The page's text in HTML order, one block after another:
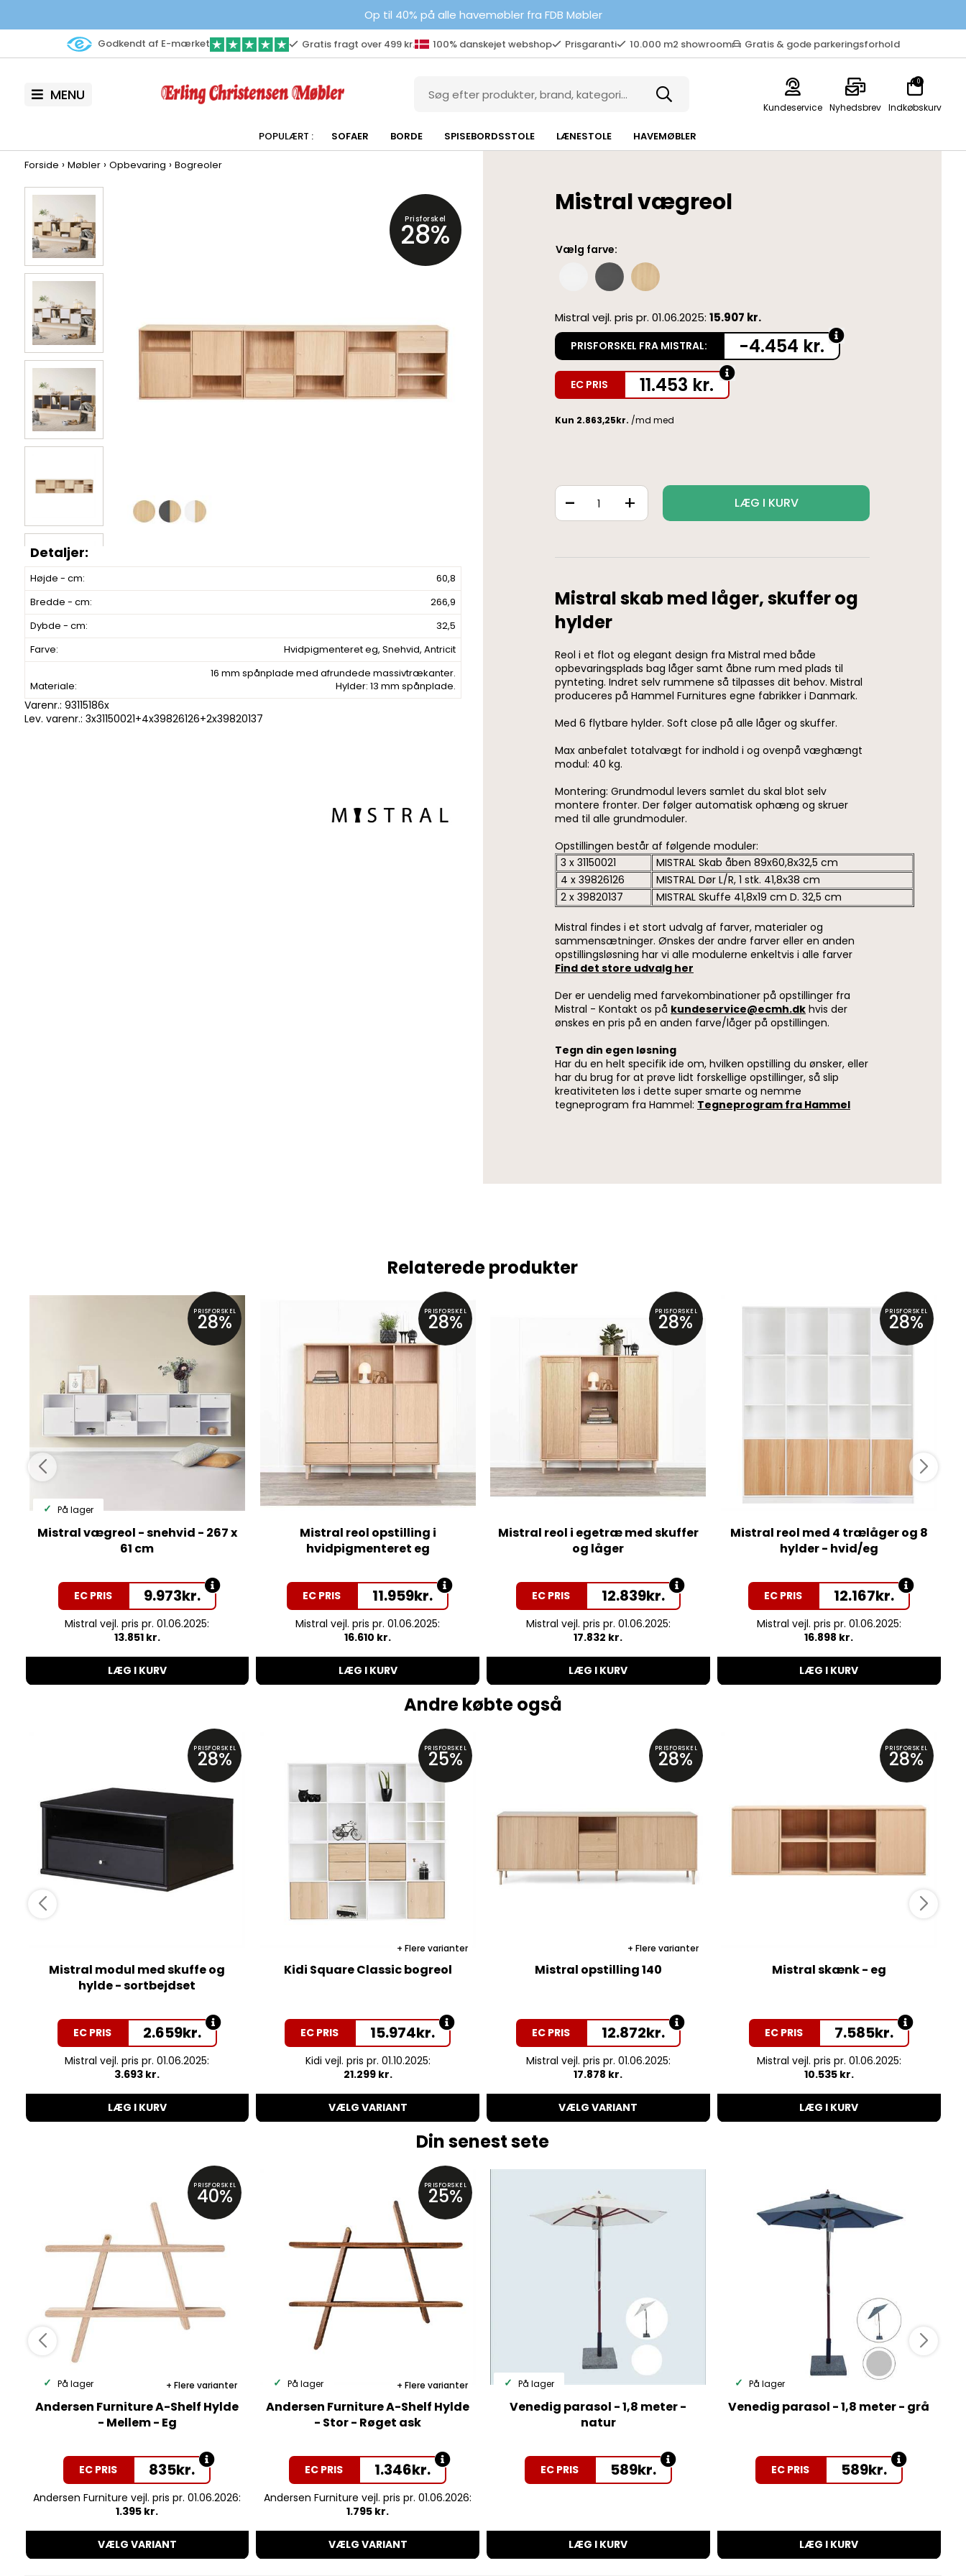
Op til 40% på alle havemøbler fra FDB Møbler
Godkendt af E-mærket Gratis fragt over 499 kr. 100% danskejet webshop Prisgaranti 10.000 m2 showroom Gratis & gode parkeringsforhold
MENU
Kundeservice Nyhedsbrev Indkøbskurv
0
SOFAER BORDE SPISEBORDSSTOLE LÆNESTOLE HAVEMØBLER
Forside › Møbler› Opbevaring › Bogreoler
Prisforskel
28%
Højde - cm:
60,8
Bredde - cm:
266,9
Dybde - cm:
32,5
Farve:
Hvidpigmenteret eg, Snehvid, Antricit
Materiale:
16 mm spånplade med afrundede massivtrækanter.
Hylder: 13 mm spånplade.
Varenr.: 93115186x
Lev. varenr.: 3x31150021+4x39826126+2x39820137
Mistral vægreol
Vælg farve:
Mistral vejl. pris pr. 01.06.2025: 15.907 kr.
PRISFORSKEL FRA MISTRAL: -4.454 kr.
EC PRIS 11.453 kr.
+
- LÆG I KURV
Mistral skab med låger, skuffer og
hylder
Reol i et flot og elegant design fra Mistral med både
opbevaringsplads bag låger samt åbne rum med plads til
pynteting. Indret selv rummene så tilpasses dit behov. Mistral
produceres på Hammel Furnitures egne fabrikker i Danmark.
Med 6 flytbare hylder. Soft close på alle låger og skuffer.
Max anbefalet totalvægt for indhold i og ovenpå væghængt
modul: 40 kg.
Montering: Grundmodul levers samlet du skal blot selv
montere fronter. Der følger automatisk ophæng og skruer
med til alle grundmoduler.
Opstillingen består af følgende moduler:
3 x 31150021
MISTRAL Skab åben 89x60,8x32,5 cm
4 x 39826126
MISTRAL Dør L/R, 1 stk. 41,8x38 cm
2 x 39820137
MISTRAL Skuffe 41,8x19 cm D. 32,5 cm
Mistral findes i et stort udvalg af farver, materialer og
sammensætninger. Ønskes der andre farver eller en anden
opstillingsløsning har vi alle modulerne enkeltvis i alle farver
Find det store udvalg her
Der er uendelig med farvekombinationer på opstillinger fra
Mistral - Kontakt os på kundeservice@ecmh.dk hvis der
ønskes en pris på en anden farve/låger på opstillingen.
Tegn din egen løsning
Har du en helt specifik ide om, hvilken opstilling du ønsker, eller
har du brug for at prøve lidt forskellige opstillinger, så slip
kreativiteten løs i dette super smarte og nemme
tegneprogram fra Hammel: Tegneprogram fra Hammel
Relaterede produkter
PRISFORSKEL
28%
På lager
Mistral vægreol - snehvid - 267 x
61 cm
EC PRIS 9.973kr.
Mistral vejl. pris pr. 01.06.2025:
13.851 kr.
LÆG I KURV
PRISFORSKEL
28%
Mistral reol opstilling i
hvidpigmenteret eg
EC PRIS 11.959kr.
Mistral vejl. pris pr. 01.06.2025:
16.610 kr.
LÆG I KURV
PRISFORSKEL
28%
Mistral reol i egetræ med skuffer
og låger
EC PRIS 12.839kr.
Mistral vejl. pris pr. 01.06.2025:
17.832 kr.
LÆG I KURV
PRISFORSKEL
28%
Mistral reol med 4 trælåger og 8
hylder - hvid/eg
EC PRIS 12.167kr.
Mistral vejl. pris pr. 01.06.2025:
16.898 kr.
LÆG I KURV
Andre købte også
PRISFORSKEL
28%
Mistral modul med skuffe og
hylde - sortbejdset
EC PRIS 2.659kr.
Mistral vejl. pris pr. 01.06.2025:
3.693 kr.
LÆG I KURV
PRISFORSKEL
25%
Flere varianter
Kidi Square Classic bogreol
EC PRIS 15.974kr.
Kidi vejl. pris pr. 01.10.2025:
21.299 kr.
VÆLG VARIANT
PRISFORSKEL
28%
Flere varianter
Mistral opstilling 140
EC PRIS 12.872kr.
Mistral vejl. pris pr. 01.06.2025:
17.878 kr.
VÆLG VARIANT
PRISFORSKEL
28%
Mistral skænk - eg
EC PRIS 7.585kr.
Mistral vejl. pris pr. 01.06.2025:
10.535 kr.
LÆG I KURV
Din senest sete
PRISFORSKEL
40%
Flere varianter
På lager
Andersen Furniture A-Shelf Hylde
- Mellem - Eg
EC PRIS 835kr.
Andersen Furniture vejl. pris pr. 01.06.2026:
1.395 kr.
VÆLG VARIANT
PRISFORSKEL
25%
Flere varianter
På lager
Andersen Furniture A-Shelf Hylde
- Stor - Røget ask
EC PRIS 1.346kr.
Andersen Furniture vejl. pris pr. 01.06.2026:
1.795 kr.
VÆLG VARIANT
På lager
Venedig parasol - 1,8 meter -
natur
EC PRIS 589kr.
LÆG I KURV
På lager
Venedig parasol - 1,8 meter - grå
EC PRIS 589kr.
LÆG I KURV